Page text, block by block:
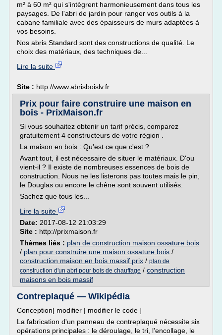
m² à 60 m² qui s'intègrent harmonieusement dans tous les
paysages. De l'abri de jardin pour ranger vos outils à la
cabane familiale avec des épaisseurs de murs adaptées à
vos besoins.
Nos abris Standard sont des constructions de qualité. Le
choix des matériaux, des techniques de...
Lire la suite
Site : http://www.abrisboislv.fr
Prix pour faire construire une maison en
bois - PrixMaison.fr
Si vous souhaitez obtenir un tarif précis, comparez
gratuitement 4 constructeurs de votre région .
La maison en bois : Qu'est ce que c'est ?
Avant tout, il est nécessaire de situer le matériaux. D'ou
vient-il ? Il existe de nombreuses essences de bois de
construction. Nous ne les listerons pas toutes mais le pin,
le Douglas ou encore le chêne sont souvent utilisés.
Sachez que tous les...
Lire la suite
Date: 2017-08-12 21:03:29
Site : http://prixmaison.fr
Thèmes liés : plan de construction maison ossature bois
/ plan pour construire une maison ossature bois /
construction maison en bois massif prix / plan de
construction d'un abri pour bois de chauffage / construction
maisons en bois massif
Contreplaqué — Wikipédia
Conception[ modifier | modifier le code ]
La fabrication d'un panneau de contreplaqué nécessite six
opérations principales : le déroulage, le tri, l'encollage, le